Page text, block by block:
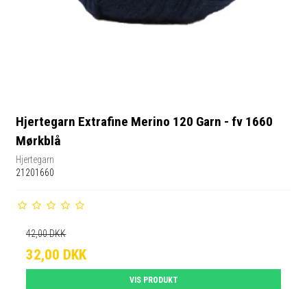
Hjertegarn Extrafine Merino 120 Garn - fv 1660
Mørkblå
Hjertegarn
21201660
42,00 DKK
32,00 DKK
VIS PRODUKT